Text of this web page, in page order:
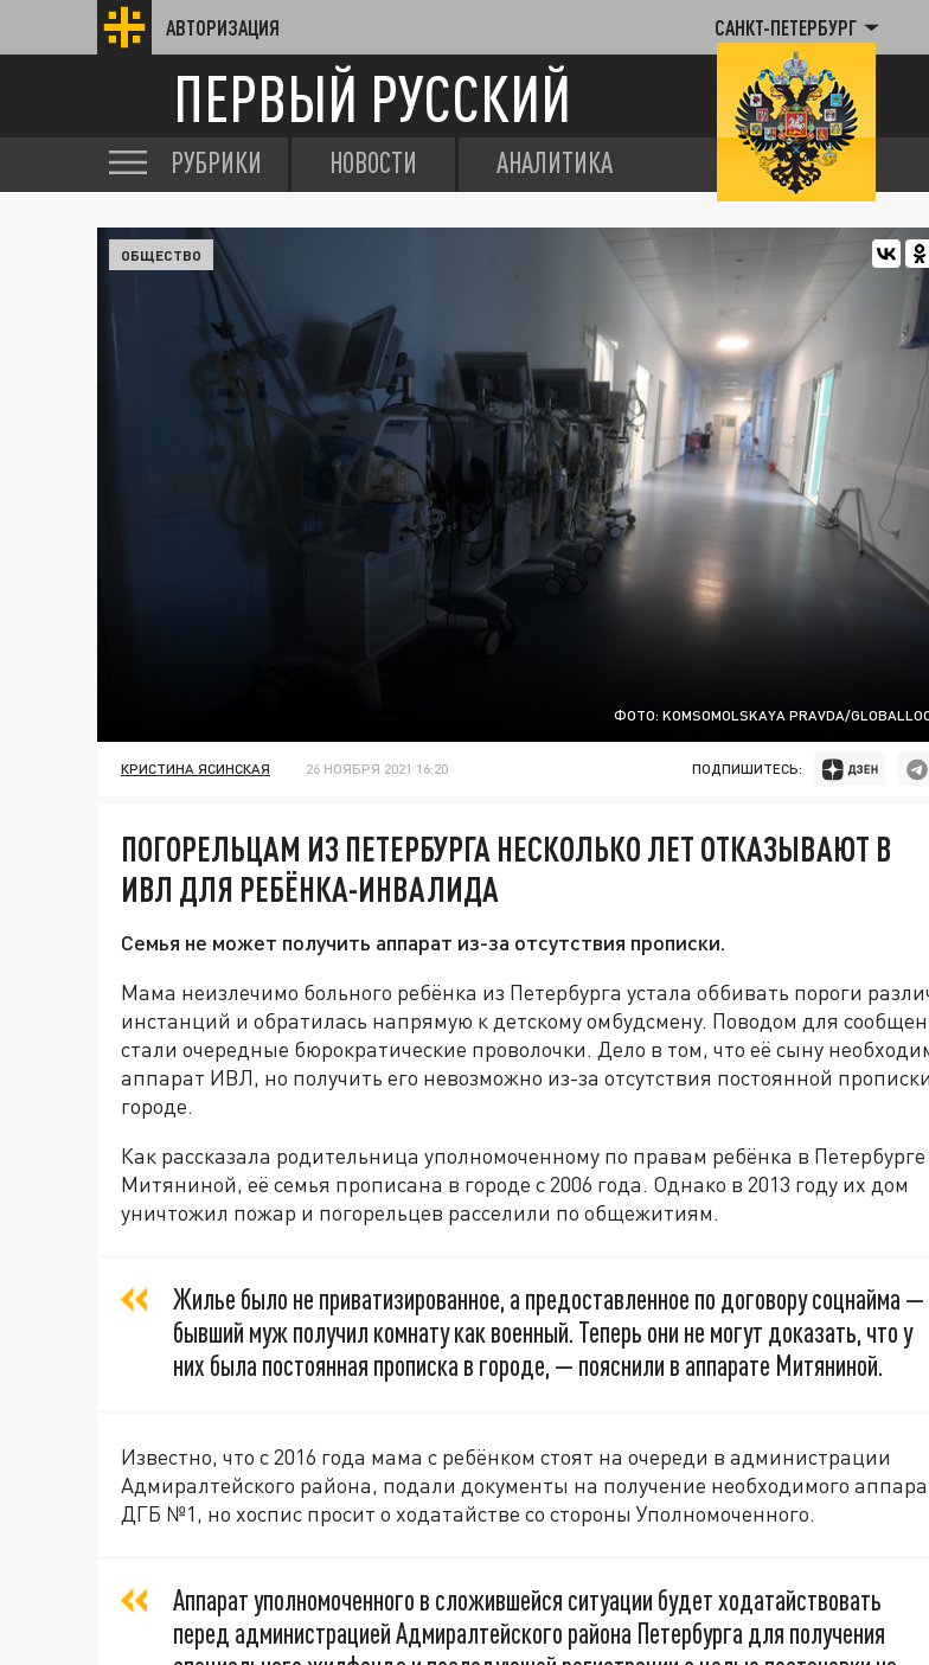
АВТОРИЗАЦИЯ САНКТ-ПЕТЕРБУРГ
ПЕРВЫЙ РУССКИЙ
РУБРИКИ НОВОСТИ АНАЛИТИКА
ФОТО: KOMSOMOLSKAYA PRAVDA/
ОБЩЕСТВО
КРИСТИНА ЯСИНСКАЯ 26 НОЯБРЯ 2021 16:20 ПОДПИШИТЕСЬ:
ПОГОРЕЛЬЦАМ ИЗ ПЕТЕРБУРГА НЕСКОЛЬКО ЛЕТ ОТКАЗЫВАЮТ В
ИВЛ ДЛЯ РЕБЁНКА-ИНВАЛИДА
Семья не может получить аппарат из-за отсутствия прописки.
Мама неизлечимо больного ребёнка из Петербурга устала оббивать пороги
инстанций и обратилась напрямую к детскому омбудсмену. Поводом для
стали очередные бюрократические проволочки. Дело в том, что её сыну
аппарат ИВЛ, но получить его невозможно из-за отсутствия постоянной
городе.
Как рассказала родительница уполномоченному по правам ребёнка в
Митяниной, её семья прописана в городе с 2006 года. Однако в 2013 году их дом
уничтожил пожар и погорельцев расселили по общежитиям.
Жилье было не приватизированное, а предоставленное по договору соцнайма —
бывший муж получил комнату как военный. Теперь они не могут доказать, что у
них была постоянная прописка в городе, — пояснили в аппарате Митяниной.
Известно, что с 2016 года мама с ребёнком стоят на очереди в администрации
Адмиралтейского района, подали документы на получение необходимого
ДГБ №1, но хоспис просит о ходатайстве со стороны Уполномоченного.
Аппарат уполномоченного в сложившейся ситуации будет ходатайствовать
перед администрацией Адмиралтейского района Петербурга для получения